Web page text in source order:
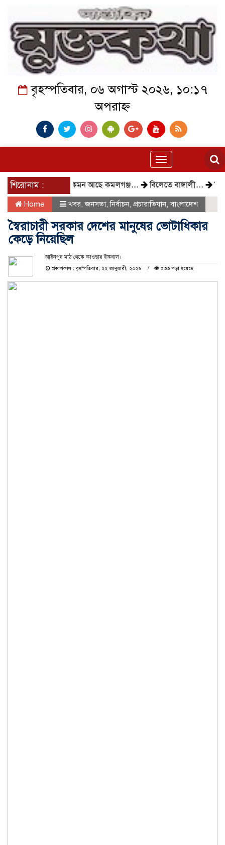
বৃহস্পতিবার, ০৬ অগাস্ট ২০২৬, ১০:১৭
অপরাহ্ন
Toggle
navigation
শিরোনাম : কেমন আছে কমলগঞ্জ… বিলেতে বাঙ্গালী… বিক্ষোভ,
Home খবর,জনসভা,নির্বাচন, প্রচারাভিযান,বাংলাদেশ
স্বৈরাচারী সরকার দেশের মানুষের ভোটাধিকার
কেড়ে নিয়েছিল
আইনপুর মাঠ থেকে কাওছার ইকবাল।
প্রকাশকাল : বৃহস্পতিবার, ২২ জানুয়ারী, ২০২৬
৫৩৩ পড়া হয়েছে